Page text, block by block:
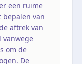
een ruime
van
aftrek van
vanwege
om de
De